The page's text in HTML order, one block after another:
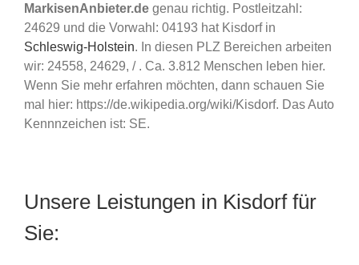
MarkisenAnbieter.de genau richtig. Postleitzahl:
24629 und die Vorwahl: 04193 hat Kisdorf in
Schleswig-Holstein. In diesen PLZ Bereichen arbeiten
wir: 24558, 24629, / . Ca. 3.812 Menschen leben hier.
Wenn Sie mehr erfahren möchten, dann schauen Sie
mal hier: https://de.wikipedia.org/wiki/Kisdorf. Das Auto
Kennnzeichen ist: SE.
Unsere Leistungen in Kisdorf für
Sie: